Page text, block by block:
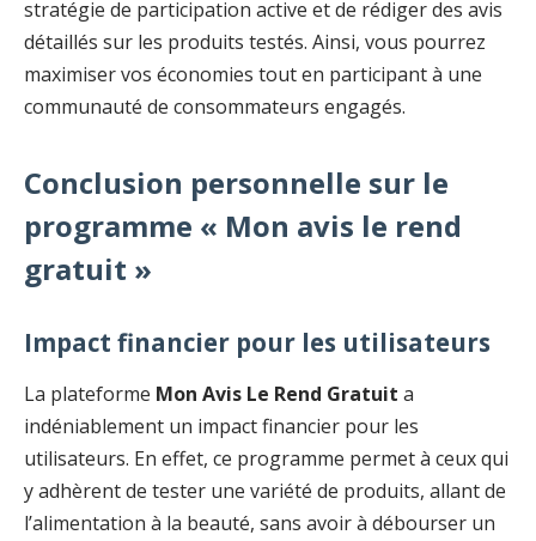
stratégie de participation active et de rédiger des avis
détaillés sur les produits testés. Ainsi, vous pourrez
maximiser vos économies tout en participant à une
communauté de consommateurs engagés.
Conclusion personnelle sur le
programme « Mon avis le rend
gratuit »
Impact financier pour les utilisateurs
La plateforme Mon Avis Le Rend Gratuit a
indéniablement un impact financier pour les
utilisateurs. En effet, ce programme permet à ceux qui
y adhèrent de tester une variété de produits, allant de
l’alimentation à la beauté, sans avoir à débourser un